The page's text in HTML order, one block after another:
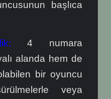
başlıca
4 numara
alanda hem de
bir oyuncu
veya